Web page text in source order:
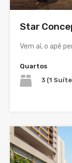
Star
Vem aí, o apê
Quartos
3 (1